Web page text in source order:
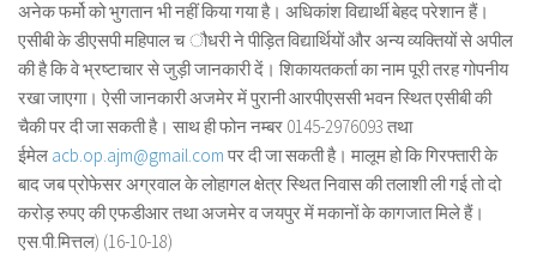
अनेक फर्मो को भुगतान भी नहीं किया गया है। अधिकांश विद्यार्थी बेहद परेशान हैं।
एसीबी के डीएसपी महिपाल च ौधरी ने पीड़ित विद्यार्थियों और अन्य व्यक्तियों से अपील
की है कि वे भ्रष्टाचार से जुड़ी जानकारी दें। शिकायतकर्ता का नाम पूरी तरह गोपनीय
रखा जाएगा। ऐसी जानकारी अजमेर में पुरानी आरपीएससी भवन स्थित एसीबी की
चैकी पर दी जा सकती है। साथ ही फोन नम्बर 0145-2976093 तथा
ईमेल acb.op.ajm@gmail.com पर दी जा सकती है। मालूम हो कि गिरफ्तारी के
बाद जब प्रोफेसर अग्रवाल के लोहागल क्षेत्र स्थित निवास की तलाशी ली गई तो दो
करोड़ रुपए की एफडीआर तथा अजमेर व जयपुर में मकानों के कागजात मिले हैं।
एस.पी.मित्तल) (16-10-18)